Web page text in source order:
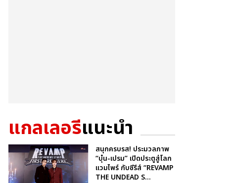
แกลเลอรีแนะนำ
สนุกครบรส! ประมวลภาพ
“บุ๋น-เปรม” เปิดประตูสู่โลก
แวมไพร์ กับซีรีส์ “REVAMP
THE UNDEAD S...